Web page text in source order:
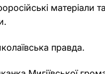
матеріали
правда.